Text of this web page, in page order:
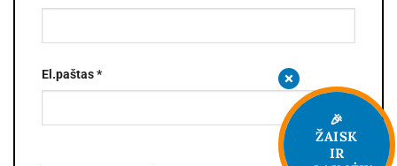
El.paštas*
🎉
ŽAISK
IR